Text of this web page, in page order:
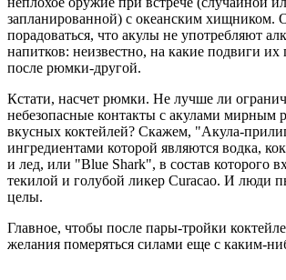
запланированной) с океанским хищником.
порадоваться, что акулы не употребляют
напитков: неизвестно, на какие подвиги их
после рюмки-другой.
Кстати, насчет рюмки. Не лучше ли
небезопасные контакты с акулами мирным
вкусных коктейлей? Скажем, "Акула-
ингредиентами которой являются водка,
и лед, или "Blue Shark", в состав которого
текилой и голубой ликер Curacao. И люди
целы.
Главное, чтобы после пары-тройки
желания померяться силами еще с каким-